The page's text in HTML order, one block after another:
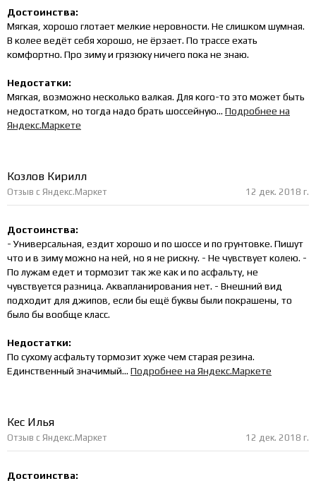
Достоинства:
Мягкая, хорошо глотает мелкие неровности. Не слишком шумная.
В колее ведёт себя хорошо, не ёрзает. По трассе ехать
комфортно. Про зиму и грязюку ничего пока не знаю.
Недостатки:
Мягкая, возможно несколько валкая. Для кого-то это может быть
недостатком, но тогда надо брать шоссейную... Подробнее на
Яндекс.Маркете
Козлов Кирилл
12 дек. 2018 г.
Отзыв с Яндекс.Маркет
Достоинства:
- Универсальная, ездит хорошо и по шоссе и по грунтовке. Пишут
что и в зиму можно на ней, но я не рискну. - Не чувствует колею. -
По лужам едет и тормозит так же как и по асфальту, не
чувствуется разница. Аквапланирования нет. - Внешний вид
подходит для джипов, если бы ещё буквы были покрашены, то
было бы вообще класс.
Недостатки:
По сухому асфальту тормозит хуже чем старая резина.
Единственный значимый... Подробнее на Яндекс.Маркете
Кес Илья
12 дек. 2018 г.
Отзыв с Яндекс.Маркет
Достоинства: